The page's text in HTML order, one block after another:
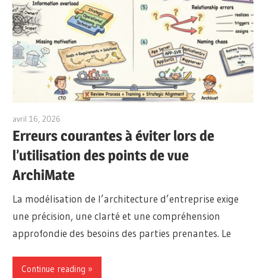
avril 16, 2026
Erreurs courantes à éviter lors de
l’utilisation des points de vue
ArchiMate
La modélisation de l’architecture d’entreprise exige
une précision, une clarté et une compréhension
approfondie des besoins des parties prenantes. Le
Continue reading